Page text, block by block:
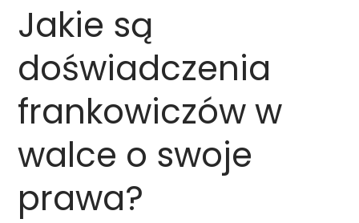
Jakie są
doświadczenia
frankowiczów w
walce o swoje
prawa?